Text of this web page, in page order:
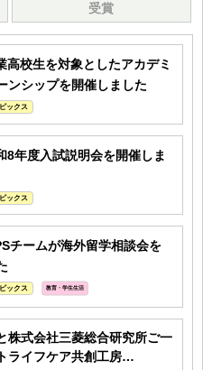
受賞
高校生を対象としたアカデミ
ンシップを開催しました
ピックス
8年度入試説明会を開催しま
ピックス
チームが海外留学相談会を
ピックス 教育・学生生活
株式会社三菱総合研究所ご一
ライフケア共創工房…